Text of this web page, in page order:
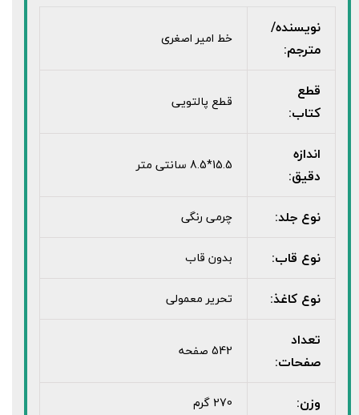
نویسنده/
مترجم:
خط امیر اصغری
قطع
کتاب:
قطع پالتویی
اندازه
دقیق:
15.5*8.5 سانتی متر
نوع جلد: چرمی رنگی
نوع قاب: بدون قاب
نوع کاغذ: تحریر معمولی
تعداد
صفحات:
542 صفحه
وزن: 270 گرم